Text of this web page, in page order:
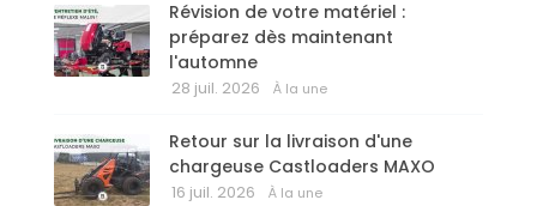
Révision de votre matériel :
préparez dès maintenant
l'automne
28 juil. 2026 À la une
Retour sur la livraison d'une
chargeuse Castloaders MAXO
16 juil. 2026 À la une